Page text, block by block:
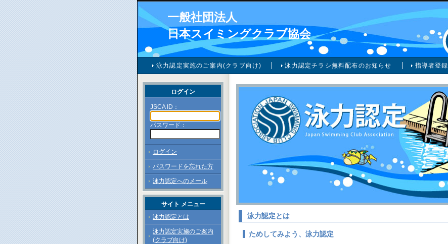
一般社団法人
日本スイミングクラブ協会
泳力認定実施のご案内(クラブ向け) 泳力認定チラシ無料配布のお知らせ 指導者登録
泳力認定とは
ためしてみよう、泳力認定
ログイン
JSCA ID：
パスワード：
ログイン
パスワードを忘れた方
泳力認定へのメール
サイト メニュー
泳力認定とは
泳力認定実施のご案内
(クラブ向け)